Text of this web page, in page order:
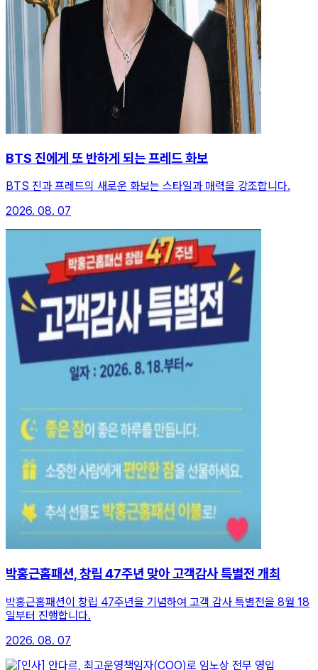
BTS 진에게 또 반하게 되는 프레드 화보
BTS 진과 프레드의 새로운 화보는 스타일과 매력을 강조합니다.
2026. 08. 07
박홍근홈패션, 창립 47주년 맞아 고객감사 특별전 개최
박홍근홈패션이 창립 47주년을 기념하여 고객 감사 특별전을 8월 18
일부터 진행합니다.
2026. 08. 07